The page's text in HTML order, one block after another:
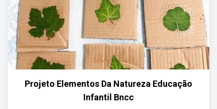
Projeto Elementos Da Natureza Educação
Infantil Bncc